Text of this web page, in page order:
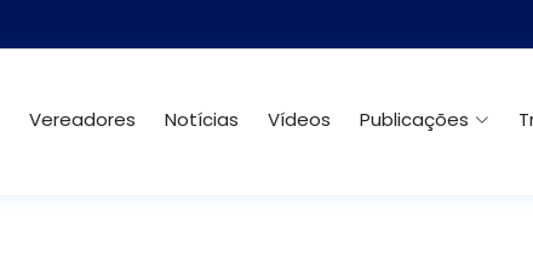
Vereadores Notícias Vídeos Publicações